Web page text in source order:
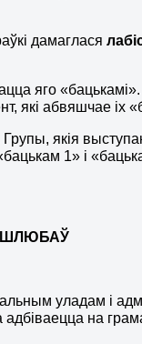
дамаглася
яго
які абвяшчае іх
якія
1» і
ШЛЮБАЎ
уладам і
на